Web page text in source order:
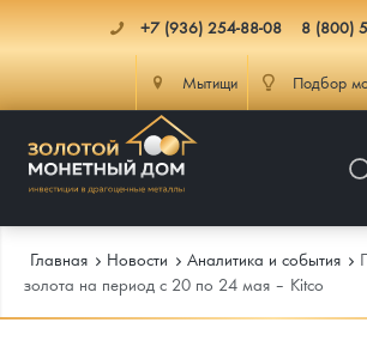
+7 (936) 254-88-08 8 (800)
Мытищи Подбор
Главная Новости Аналитика и события
золота на период с 20 по 24 мая – Kitco